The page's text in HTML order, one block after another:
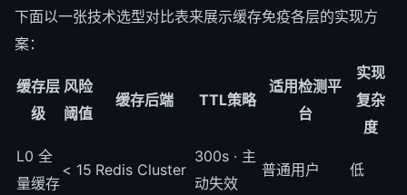
下面以一张技术选型对比表来展示缓存免疫各层的实现方
案：
缓存层
级
风险
阈值
缓存后端 TTL策略
适用检测平
台
实现
复杂
度
L0 全
量缓存
< 15 Redis Cluster
300s · 主
动失效
普通用户 低